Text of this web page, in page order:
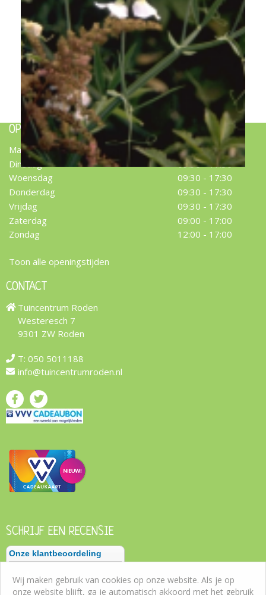
Brede lathyrus
Lathyrus latifolius 'White Pearl'
OPENINGSTIJDEN
Maandag
09:30 - 17:30
Dinsdag
09:30 - 17:30
Woensdag
09:30 - 17:30
Donderdag
09:30 - 17:30
Vrijdag
09:30 - 17:30
Zaterdag
09:00 - 17:00
Zondag
12:00 - 17:00
Toon alle openingstijden
CONTACT
Tuincentrum Roden
Westeresch 7
9301 ZW Roden
T: 050 5011188
info@tuincentrumroden.nl
SCHRIJF EEN RECENSIE
Wij maken gebruik van cookies op onze website. Als je op
onze website blijft, ga je automatisch akkoord met het gebruik